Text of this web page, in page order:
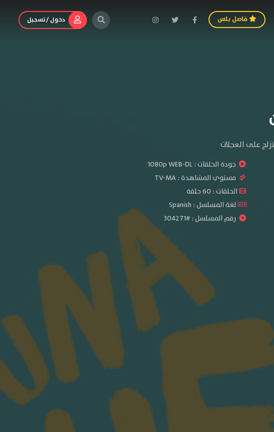
فاصل بلس دخول / تسجيل
على العجلات
جودة الحلقات :1080p WEB-DL
مستوي المشاهدة :TV-MA
الحلقات : 60 حلقة
لغة المسلسل : Spanish
رقم المسلسل : #304271